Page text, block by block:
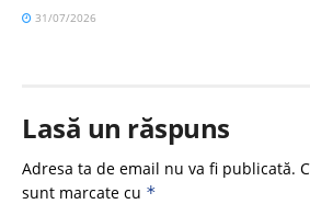
31/07/2026
Lasă un răspuns
Adresa ta de email nu va fi publicată.
sunt marcate cu *